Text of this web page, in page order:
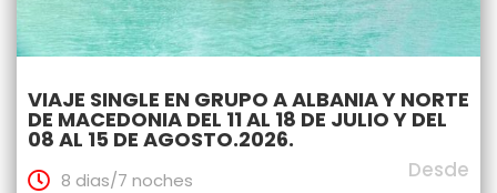
VIAJE SINGLE EN GRUPO A ALBANIA Y NORTE
DE MACEDONIA DEL 11 AL 18 DE JULIO Y DEL
08 AL 15 DE AGOSTO.2026.
8 dias/7 noches
Desde